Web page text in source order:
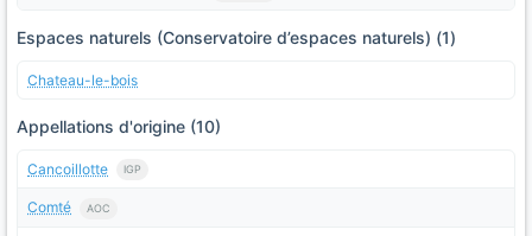
Espaces naturels (Conservatoire d’espaces naturels) (1)
Chateau-le-bois
Appellations d'origine (10)
Cancoillotte IGP
Comté AOC